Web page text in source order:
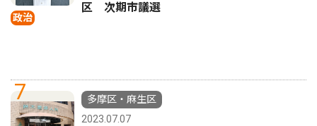
政治
区 次期市議選
7
多摩区・麻生区
2023.07.07